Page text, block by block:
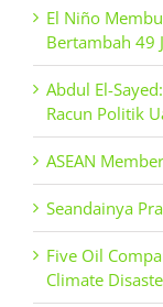
El Niño
Bertambah 49
Abdul El-
Racun Politik
ASEAN
Seandainya
Five Oil
Climate